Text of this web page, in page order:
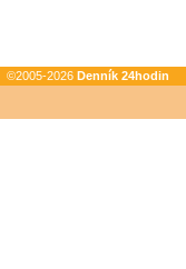
©2005-2026 Denník 24hodin